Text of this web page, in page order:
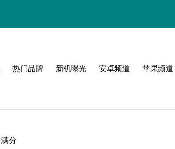
热门品牌 新机曝光 安卓频道 苹果频道
分